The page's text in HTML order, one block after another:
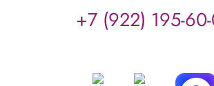
+7 (922) 195-